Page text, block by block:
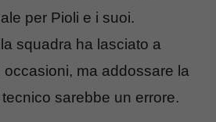
per Pioli e i suoi.
squadra ha lasciato a
occasioni, ma addossare la
sarebbe un errore.